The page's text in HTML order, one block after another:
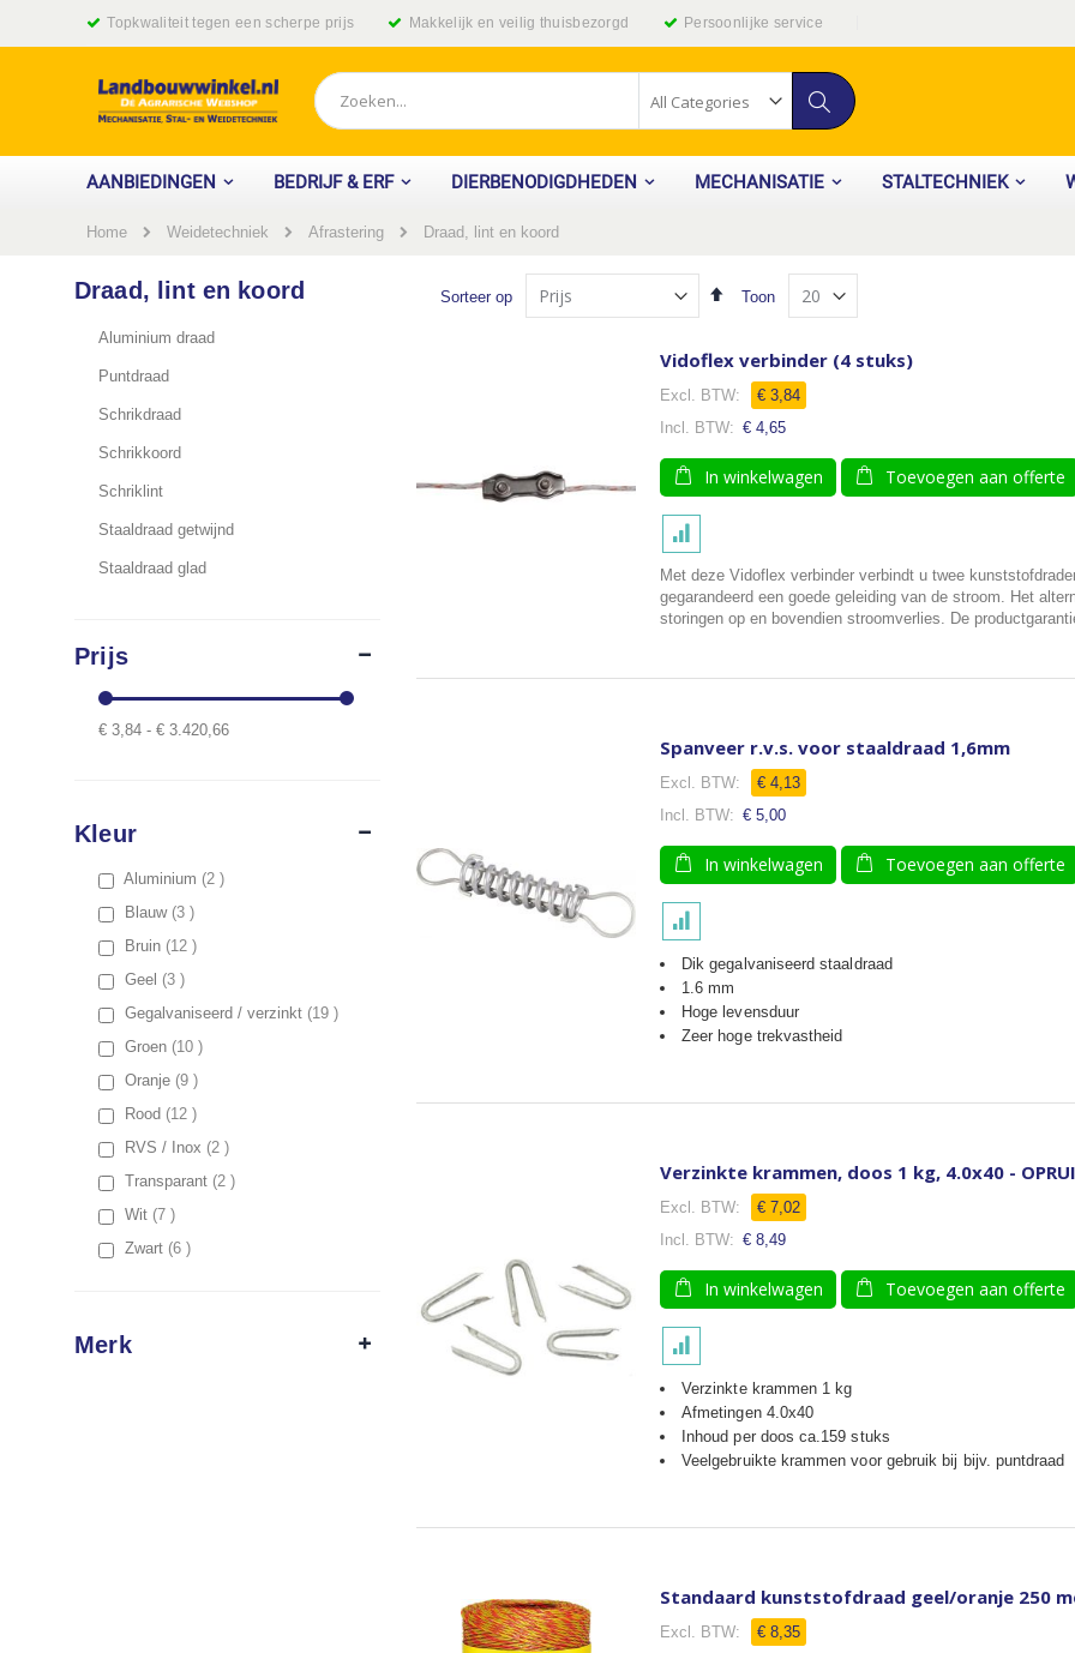
Ga
naar
inhoud
Topkwaliteit tegen een scherpe prijs Makkelijk en veilig thuisbezorgd Persoonlijke service
Zoek
Zoek
AANBIEDINGEN BEDRIJF & ERF DIERBENODIGDHEDEN MECHANISATIE STALTECHNIEK
Home Weidetechniek Afrastering Draad, lint en koord
Sorteer op
Van
laag
Toon
Vidoflex verbinder (4 stuks)
€ 3,84
€ 4,65
In winkelwagen Toevoegen aan offerte
Met deze Vidoflex verbinder verbindt u twee
gegarandeerd een goede geleiding van de stroom. Het
storingen op en bovendien stroomverlies. De
Spanveer r.v.s. voor staaldraad 1,6mm
€ 4,13
€ 5,00
In winkelwagen Toevoegen aan offerte
Dik gegalvaniseerd staaldraad
1.6 mm
Hoge levensduur
Zeer hoge trekvastheid
Verzinkte krammen, doos 1 kg, 4.0x40 -
€ 7,02
€ 8,49
In winkelwagen Toevoegen aan offerte
Verzinkte krammen 1 kg
Afmetingen 4.0x40
Inhoud per doos ca.159 stuks
Veelgebruikte krammen voor gebruik bij bijv. puntdraad
Standaard kunststofdraad geel/oranje 250
€ 8,35
Draad, lint en koord
Aluminium draad
Puntdraad
Schrikdraad
Schrikkoord
Schriklint
Staaldraad getwijnd
Staaldraad glad
Prijs
€ 3,84 - € 3.420,66
Kleur
Aluminium 2 items
Blauw 3 items
Bruin 12 items
Geel 3 items
Gegalvaniseerd / verzinkt 19 items
Groen 10 items
Oranje 9 items
Rood 12 items
RVS / Inox 2 items
Transparant 2 items
Wit 7 items
Zwart 6 items
Merk